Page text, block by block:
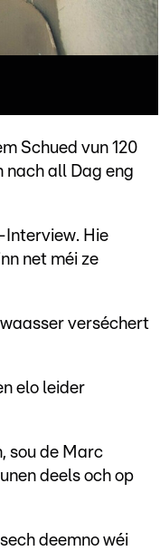
Schued vun 120
nach all Dag eng
Interview. Hie
net méi ze
verséchert
elo leider
sou de Marc
deels och op
deemno wéi